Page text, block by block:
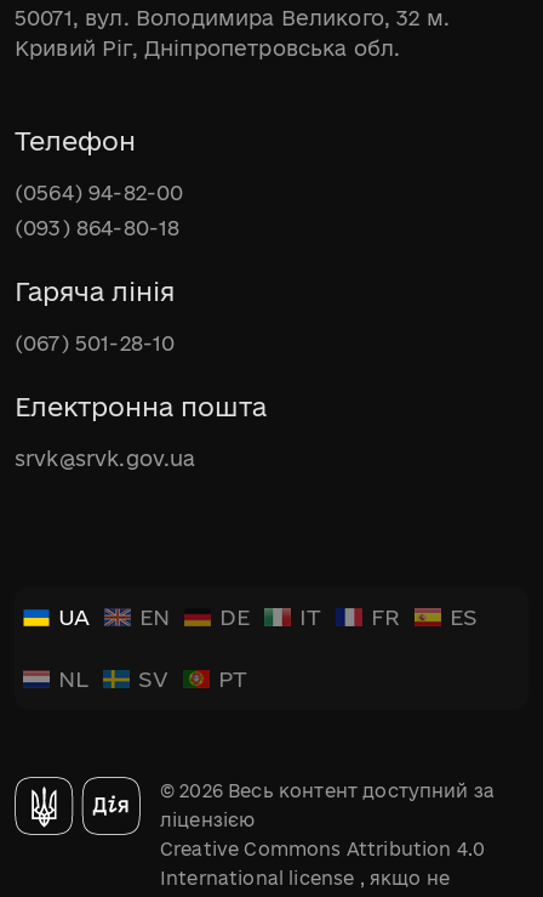
50071, вул. Володимира Великого, 32 м.
Кривий Ріг, Дніпропетровська обл.
Телефон
(0564) 94-82-00
(093) 864-80-18
Гаряча лінія
(067) 501-28-10
Електронна пошта
srvk@srvk.gov.ua
UA EN DE IT FR ES
NL SV PT
© 2026 Весь контент доступний за
ліцензією
Creative Commons Attribution 4.0
International license , якщо не